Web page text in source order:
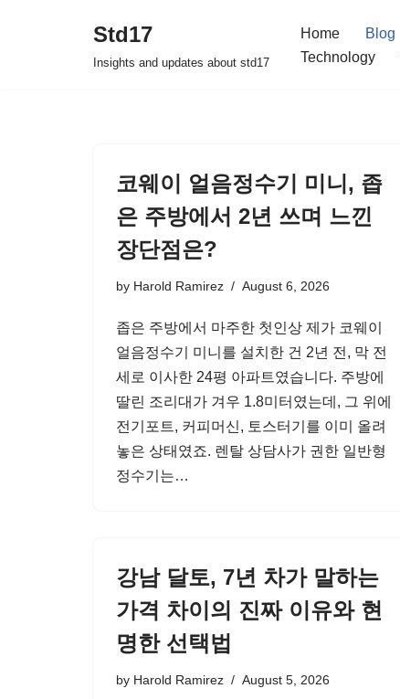
Std17
Insights and updates about std17
Home Blog
Technology
코웨이 얼음정수기 미니, 좁
은 주방에서 2년 쓰며 느낀
장단점은?
by Harold Ramirez August 6, 2026
좁은 주방에서 마주한 첫인상 제가 코웨이
얼음정수기 미니를 설치한 건 2년 전, 막 전
세로 이사한 24평 아파트였습니다. 주방에
딸린 조리대가 겨우 1.8미터였는데, 그 위에
전기포트, 커피머신, 토스터기를 이미 올려
놓은 상태였죠. 렌탈 상담사가 권한 일반형
정수기는…
강남 달토, 7년 차가 말하는
가격 차이의 진짜 이유와 현
명한 선택법
by Harold Ramirez August 5, 2026